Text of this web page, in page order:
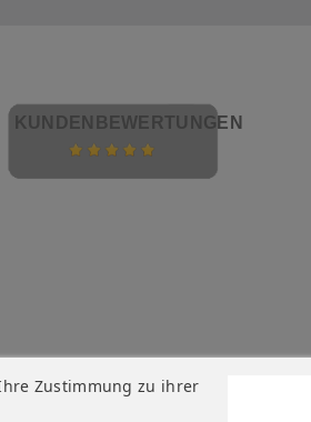
Zustimmung zu ihrer
KUNDENBEWERTUNGEN